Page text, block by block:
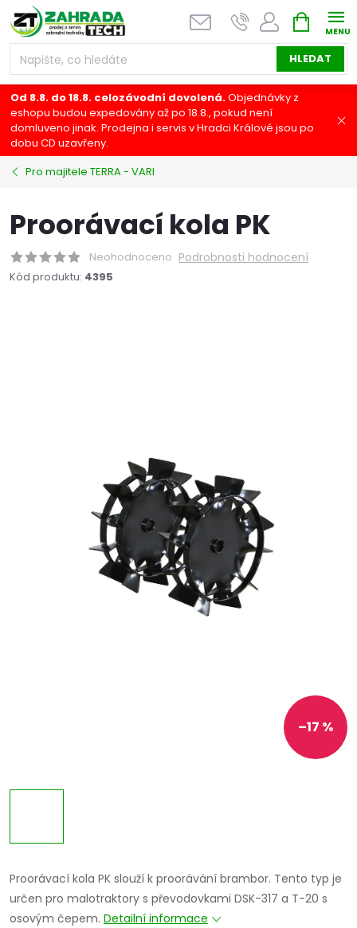
Přejít
na
obsah
HLEDAT
NÁKUPNÍ
KOŠÍK
Od 8.8. do 18.8. celozávodní dovolená.Objednávky z
eshopu budou expedovány až po 18.8., pokud není
domluveno jinak. Prodejna i servis v Hradci Králové jsou po
dobu CD uzavřeny.
Pro majitele TERRA - VARI
Proorávací kola PK
Neohodnoceno Podrobnosti hodnocení
Kód produktu: 4395
–17 %
Proorávací kola PK slouží k proorávání brambor. Tento typ je
určen pro malotraktory s převodovkami DSK-317 a T-20 s
osovým čepem. Detailní informace